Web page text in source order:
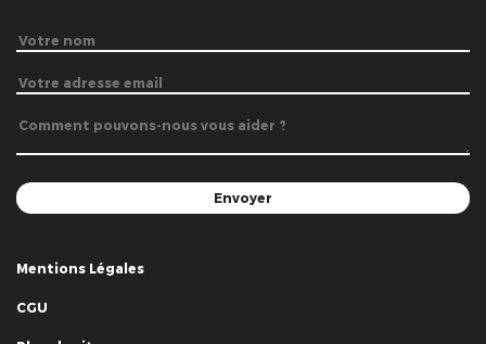
Mentions Légales
CGU